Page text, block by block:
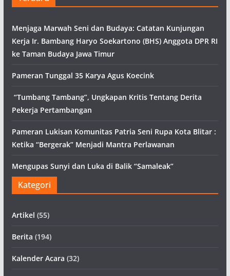
Menjaga Marwah Seni dan Budaya: Catatan Kunjungan
Kerja Ir. Bambang Haryo Soekartono (BHS) Anggota DPR RI
ke Taman Budaya Jawa Timur
Pameran Tunggal 35 Karya Agus Koecink
“Tumbang Tambang”, Ungkapan Kritis Tentang Derita
Pekerja Pertambangan
Pameran Lukisan Komunitas Patria Seni Rupa Kota Blitar :
Ketika “Bergerak” Menjadi Mantra Perlawanan
Mengupas Sunyi dan Luka di Balik “Samaleak”
Kategori
Artikel (55)
Berita (194)
Kalender Acara (32)